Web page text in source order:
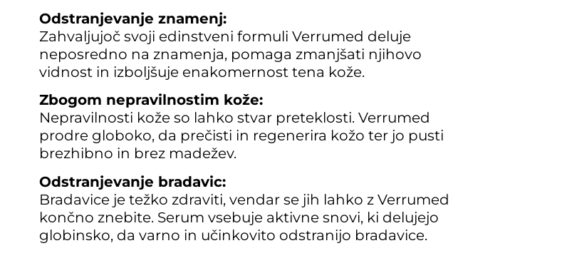
Odstranjevanje znamenj:
Zahvaljujoč svoji edinstveni formuli Verrumed deluje
neposredno na znamenja, pomaga zmanjšati njihovo
vidnost in izboljšuje enakomernost tena kože.
Zbogom nepravilnostim kože:
Nepravilnosti kože so lahko stvar preteklosti. Verrumed
prodre globoko, da prečisti in regenerira kožo ter jo pusti
brezhibno in brez madežev.
Odstranjevanje bradavic:
Bradavice je težko zdraviti, vendar se jih lahko z Verrumed
končno znebite. Serum vsebuje aktivne snovi, ki delujejo
globinsko, da varno in učinkovito odstranijo bradavice.